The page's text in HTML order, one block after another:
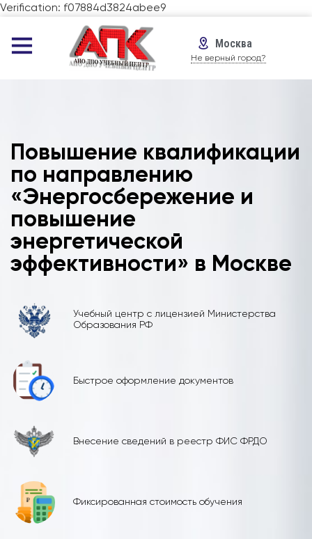
Verification: f07884d3824abee9
Москва
Не верный город?
Повышение квалификации
по направлению
«Энергосбережение и
повышение
энергетической
эффективности» в Москве
Учебный центр с лицензией Министерства
Образования РФ
Быстрое оформление документов
Внесение сведений в реестр ФИС ФРДО
Фиксированная стоимость обучения